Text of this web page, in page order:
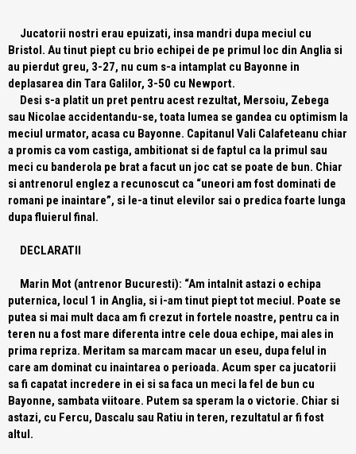
Jucatorii nostri erau epuizati, insa mandri dupa meciul cu
Bristol. Au tinut piept cu brio echipei de pe primul loc din Anglia si
au pierdut greu, 3-27, nu cum s-a intamplat cu Bayonne in
deplasarea din Tara Galilor, 3-50 cu Newport.
Desi s-a platit un pret pentru acest rezultat, Mersoiu, Zebega
sau Nicolae accidentandu-se, toata lumea se gandea cu optimism la
meciul urmator, acasa cu Bayonne. Capitanul Vali Calafeteanu chiar
a promis ca vom castiga, ambitionat si de faptul ca la primul sau
meci cu banderola pe brat a facut un joc cat se poate de bun. Chiar
si antrenorul englez a recunoscut ca “uneori am fost dominati de
romani pe inaintare”, si le-a tinut elevilor sai o predica foarte lunga
dupa fluierul final.
DECLARATII
Marin Mot (antrenor Bucuresti): “Am intalnit astazi o echipa
puternica, locul 1 in Anglia, si i-am tinut piept tot meciul. Poate se
putea si mai mult daca am fi crezut in fortele noastre, pentru ca in
teren nu a fost mare diferenta intre cele doua echipe, mai ales in
prima repriza. Meritam sa marcam macar un eseu, dupa felul in
care am dominat cu inaintarea o perioada. Acum sper ca jucatorii
sa fi capatat incredere in ei si sa faca un meci la fel de bun cu
Bayonne, sambata viitoare. Putem sa speram la o victorie. Chiar si
astazi, cu Fercu, Dascalu sau Ratiu in teren, rezultatul ar fi fost
altul.